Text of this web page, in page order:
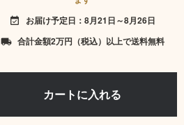
event_available お届け予定日：8月21日～8月26日
local_shipping 合計金額2万円（税込）以上で送料無料